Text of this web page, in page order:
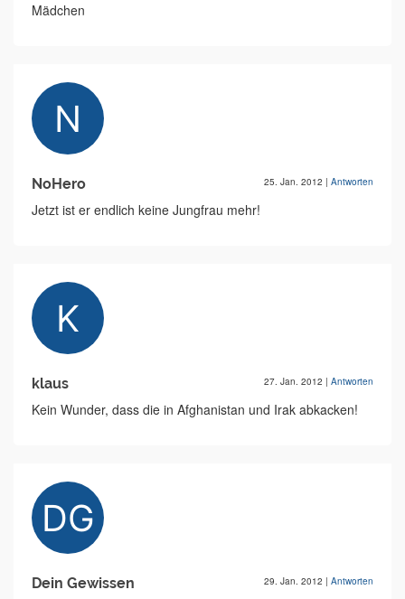
Mädchen
NoHero 25. Jan. 2012 | Antworten
Jetzt ist er endlich keine Jungfrau mehr!
klaus 27. Jan. 2012 | Antworten
Kein Wunder, dass die in Afghanistan und Irak abkacken!
Dein Gewissen 29. Jan. 2012 | Antworten